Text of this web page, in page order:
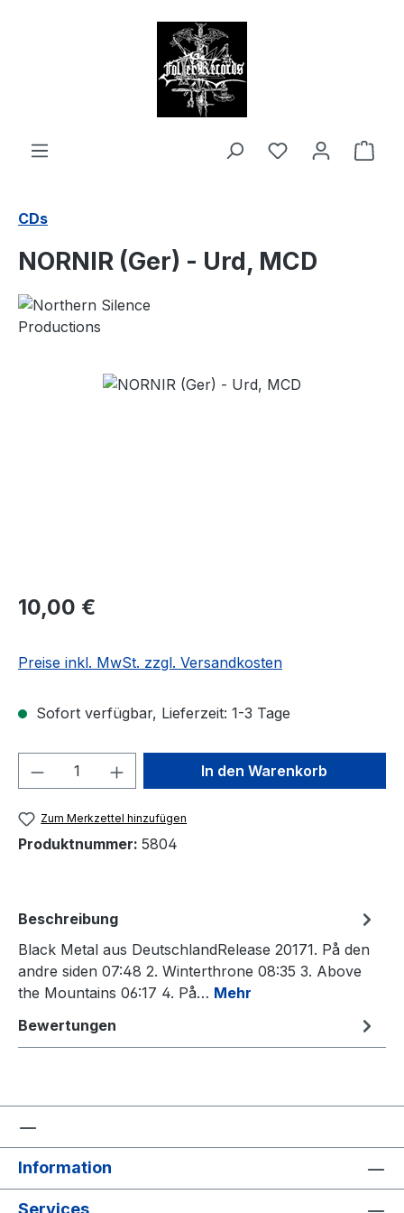
CDs
NORNIR (Ger) - Urd, MCD
Bildergalerie überspringen
Regulärer Preis:
10,00 €
Preise inkl. MwSt. zzgl. Versandkosten
Sofort verfügbar, Lieferzeit: 1-3 Tage
Produkt Anzahl: Gib denIn den Warenkorb
Zum Merkzettel hinzufügen
Produktnummer: 5804
Beschreibung
Black Metal aus DeutschlandRelease 20171. På den
andre siden 07:48 2. Winterthrone 08:35 3. Above
the Mountains 06:17 4. På… Mehr
Bewertungen
Information
Services